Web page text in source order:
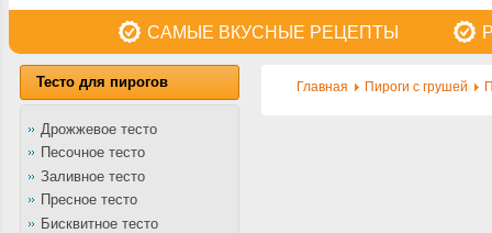
САМЫЕ ВКУСНЫЕ РЕЦЕПТЫ
Тесто для пирогов
Дрожжевое тесто
Песочное тесто
Заливное тесто
Пресное тесто
Бисквитное тесто
Главная Пироги с грушей